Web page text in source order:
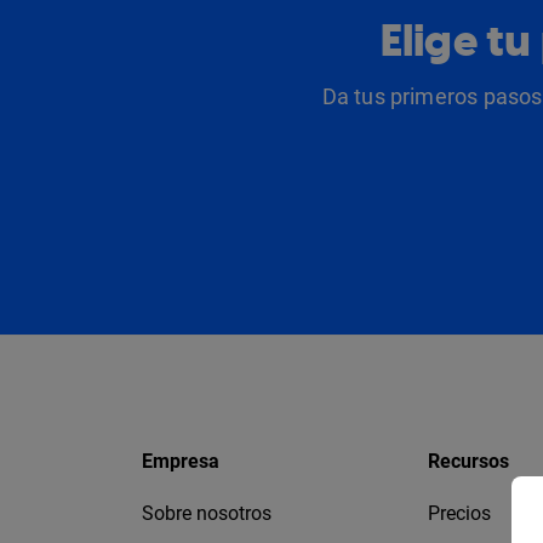
Elige
Da tus primeros
Empresa
Sobre nosotros
Recursos
Precios